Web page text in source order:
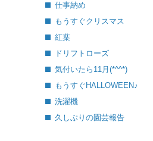
仕事納め
もうすぐクリスマス
紅葉
ドリフトローズ
気付いたら11月(*^^*)
もうすぐHALLOWEEN♪
洗濯機
久しぶりの園芸報告